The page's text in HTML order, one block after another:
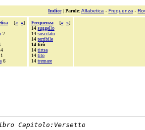
Indice| Parole: Alfabetica - Frequenza -
[« »]
2
1
6
Frequenza [« »]
14 suggello
14 suscitato
14 terribile
14 tirò
14 tirtsa
14 tito
14 tremare
Capitolo:Versetto